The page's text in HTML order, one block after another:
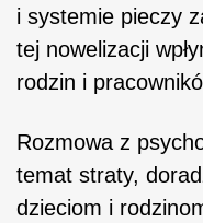
i systemie pieczy
tej nowelizacji
rodzin i
Rozmowa z
temat straty,
dzieciom i